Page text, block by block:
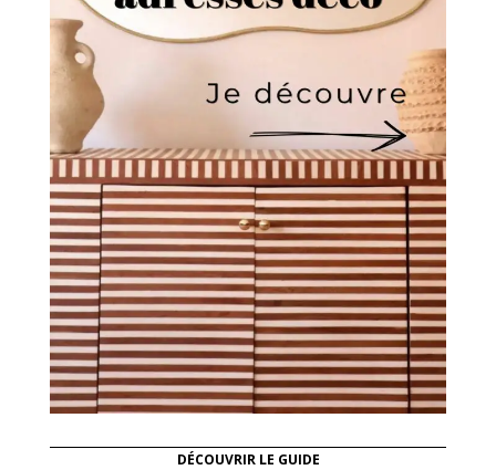
DÉCOUVRIR LE GUIDE